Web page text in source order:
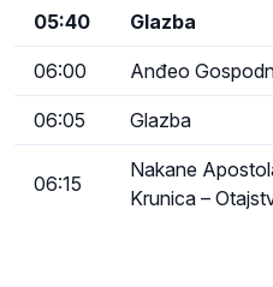
05:40 Glazba
06:00 Anđeo
06:05 Glazba
06:15
Nakane
Krunica –